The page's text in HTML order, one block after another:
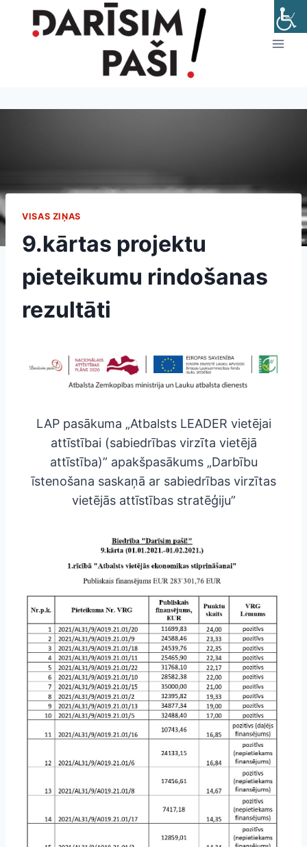
VISAS ZIŅAS
9.kārtas projektu
pieteikumu rindošanas
rezultāti
LAP pasākuma „Atbalsts LEADER vietējai
attīstībai (sabiedrības virzīta vietējā
attīstība)” apakšpasākums „Darbību
īstenošana saskaņā ar sabiedrības virzītas
vietējās attīstības stratēģiju”